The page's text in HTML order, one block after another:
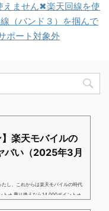
えません✖楽天回線を使
（バンド３）を掴んで
ポート対象外
】楽天モバイルの
バい（2025年3月
し、これからは楽天モバイルの時代
ト→ 乗り換えなら14,000ポイント→